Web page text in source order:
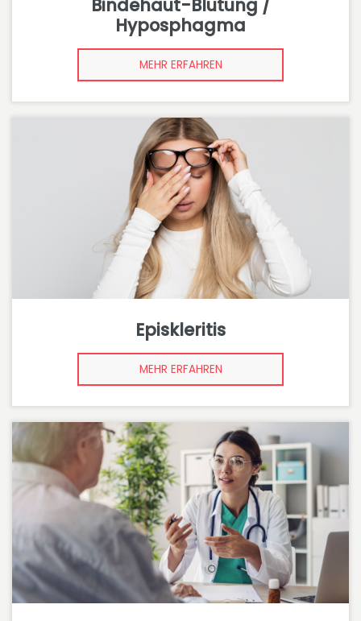
Bindehaut-Blutung /
Hyposphagma
MEHR ERFAHREN
Episkleritis
MEHR ERFAHREN